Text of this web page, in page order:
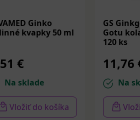
Ginko
kvapky 50 ml
€
Na sklade
Vložiť do košíka
GS
Gotu
120 ks
11,76
Na